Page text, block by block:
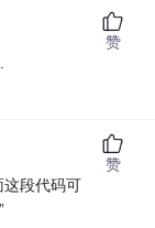
赞
这段代码可
赞